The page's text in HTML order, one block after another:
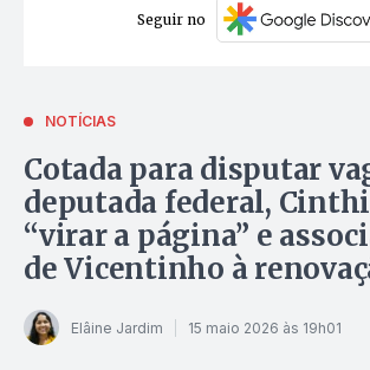
Seguir no
NOTÍCIAS
Cotada para disputar
deputada federal,
“virar a página” e
de Vicentinho à
Elâine Jardim 15 maio 2026 às 19h01